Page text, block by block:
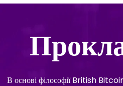
В основі філософії British